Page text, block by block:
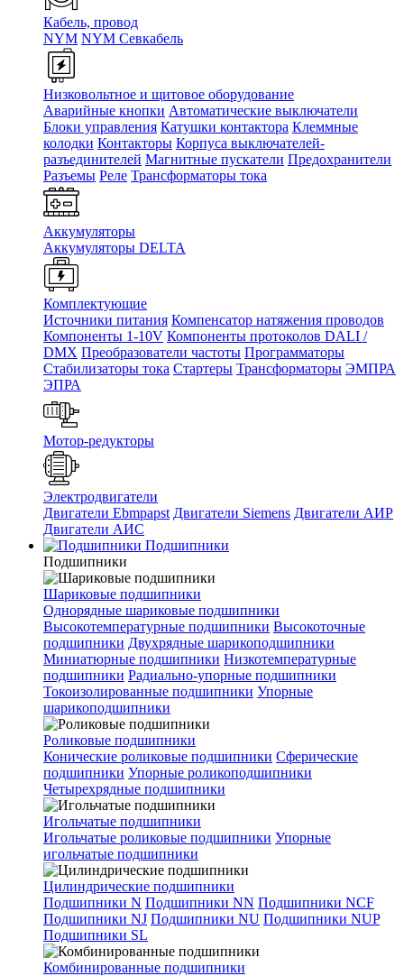
Кабель, провод
NYM NYM Севкабель
Низковольтное и щитовое оборудование
Аварийные кнопки Автоматические выключатели
Блоки управления Катушки контактора Клеммные
колодки Контакторы Корпуса выключателей-
разъединителей Магнитные пускатели Предохранители
Разъемы Реле Трансформаторы тока
Аккумуляторы
Аккумуляторы DELTA
Комплектующие
Источники питания Компенсатор натяжения проводов
Компоненты 1-10V Компоненты протоколов DALI /
DMX Преобразователи частоты Программаторы
Стабилизаторы тока Стартеры Трансформаторы ЭМПРА
ЭПРА
Мотор-редукторы
Электродвигатели
Двигатели Ebmpapst Двигатели Siemens Двигатели АИР
Двигатели АИС
Подшипники
Подшипники
Шариковые подшипники
Однорядные шариковые подшипники
Высокотемпературные подшипники Высокоточные
подшипники Двухрядные шарикоподшипники
Миниатюрные подшипники Низкотемпературные
подшипники Радиально-упорные подшипники
Токоизолированные подшипники Упорные
шарикоподшипники
Роликовые подшипники
Конические роликовые подшипники Сферические
подшипники Упорные роликоподшипники
Четырехрядные подшипники
Игольчатые подшипники
Игольчатые роликовые подшипники Упорные
игольчатые подшипники
Цилиндрические подшипники
Подшипники N Подшипники NN Подшипники NCF
Подшипники NJ Подшипники NU Подшипники NUP
Подшипники SL
Комбинированные подшипники